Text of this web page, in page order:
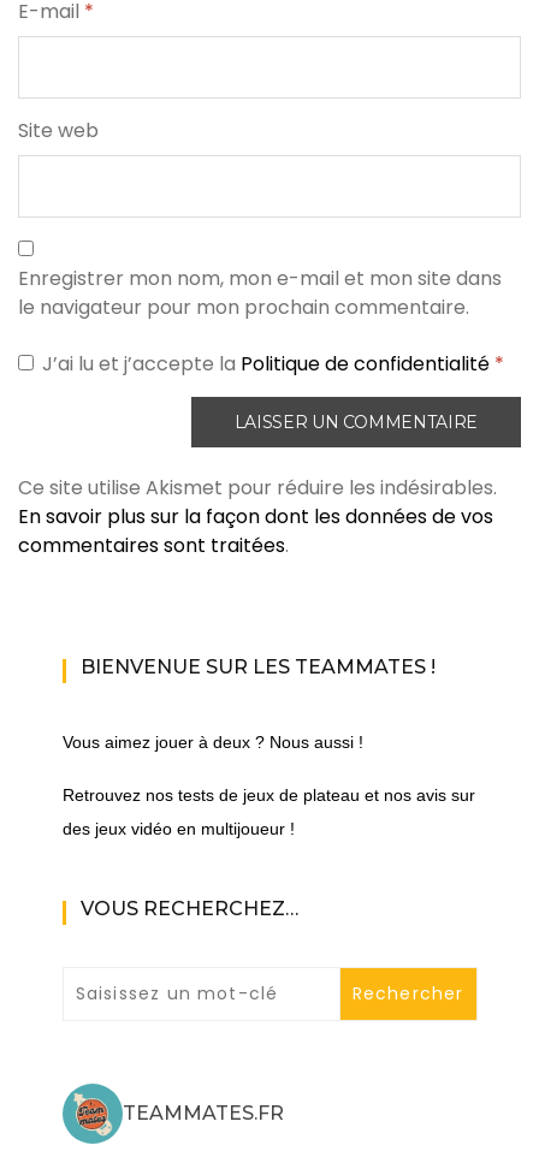
E-mail *
Site web
Enregistrer mon nom, mon e-mail et mon site dans
le navigateur pour mon prochain commentaire.
J’ai lu et j’accepte la Politique de confidentialité *
Ce site utilise Akismet pour réduire les indésirables.
En savoir plus sur la façon dont les données de vos
commentaires sont traitées.
BIENVENUE SUR LES TEAMMATES !
Vous aimez jouer à deux ? Nous aussi !
Retrouvez nos tests de jeux de plateau et nos avis sur
des jeux vidéo en multijoueur !
VOUS RECHERCHEZ…
TEAMMATES.FR